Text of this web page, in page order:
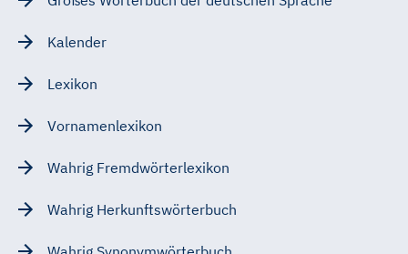
Kalender
Lexikon
Vornamenlexikon
Wahrig Fremdwörterlexikon
Wahrig Herkunftswörterbuch